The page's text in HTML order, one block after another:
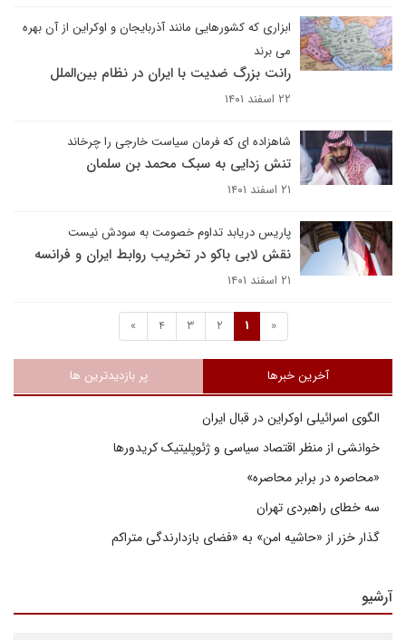
ابزاری که کشورهایی مانند آذربایجان و اوکراین از آن بهره
می برند
رانت بزرگ ضدیت با ایران در نظام بین‌الملل
۲۲ اسفند ۱۴۰۱
شاهزاده ای که فرمان سیاست خارجی را چرخاند
تنش زدایی به سبک محمد بن سلمان
۲۱ اسفند ۱۴۰۱
پاریس دریابد تداوم خصومت به سودش نیست
نقش لابی باکو در تخریب روابط ایران و فرانسه
۲۱ اسفند ۱۴۰۱
«
1
2
3
4
»
آخرین خبرها پر بازدیدترین ها
الگوی اسرائیلی اوکراین در قبال ایران
خوانشی از منظر اقتصاد سیاسی و ژئوپلیتیک کریدورها
«محاصره در برابر محاصره»
سه خطای راهبردی تهران
گذار خزر از «حاشیه امن» به «فضای بازدارندگی متراکم
آرشیو